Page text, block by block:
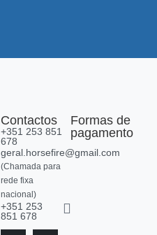
Contactos
+351 253 851
678
geral.horsefire@gmail.com
(Chamada para
rede fixa
nacional)
+351 253
851 678
Formas de
pagamento